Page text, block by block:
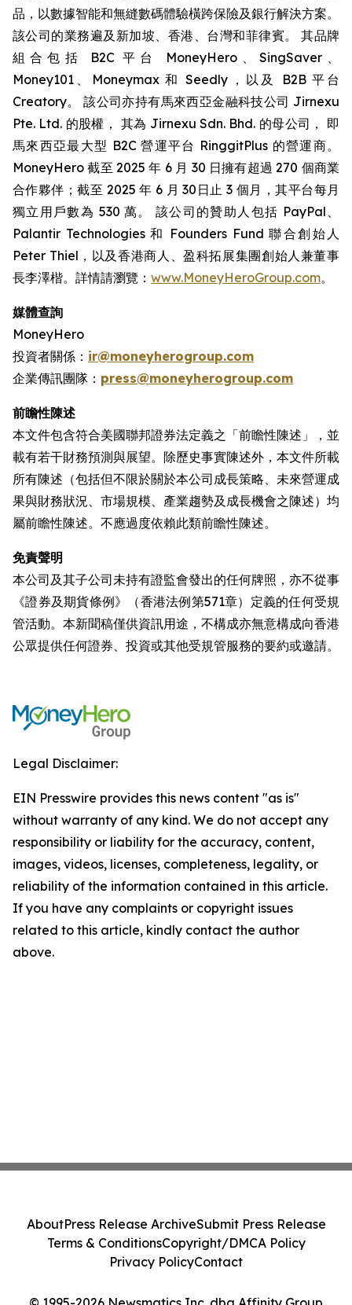
品，以數據智能和無縫數碼體驗橫跨保險及銀行解決方案。
該公司的業務遍及新加坡、香港、台灣和菲律賓。 其品牌
組合包括 B2C 平台 MoneyHero、SingSaver、
Money101、Moneymax 和 Seedly，以及 B2B 平台
Creatory。 該公司亦持有馬來西亞金融科技公司 Jirnexu
Pte. Ltd. 的股權， 其為 Jirnexu Sdn. Bhd. 的母公司， 即
馬來西亞最大型 B2C 營運平台 RinggitPlus 的營運商。
MoneyHero 截至 2025 年 6 月 30 日擁有超過 270 個商業
合作夥伴；截至 2025 年 6 月 30日止 3 個月，其平台每月
獨立用戶數為 530 萬。 該公司的贊助人包括 PayPal、
Palantir Technologies 和 Founders Fund 聯合創始人
Peter Thiel，以及香港商人、盈科拓展集團創始人兼董事
長李澤楷。詳情請瀏覽： www.MoneyHeroGroup.com。
媒體查詢
MoneyHero
投資者關係： ir@moneyherogroup.com
企業傳訊團隊： press@moneyherogroup.com
前瞻性陳述
本文件包含符合美國聯邦證券法定義之「前瞻性陳述」，並
載有若干財務預測與展望。除歷史事實陳述外，本文件所載
所有陳述（包括但不限於關於本公司成長策略、未來營運成
果與財務狀況、市場規模、產業趨勢及成長機會之陳述）均
屬前瞻性陳述。不應過度依賴此類前瞻性陳述。
免責聲明
本公司及其子公司未持有證監會發出的任何牌照，亦不從事
《證券及期貨條例》（香港法例第571章）定義的任何受規
管活動。本新聞稿僅供資訊用途，不構成亦無意構成向香港
公眾提供任何證券、投資或其他受規管服務的要約或邀請。
Legal Disclaimer:
EIN Presswire provides this news content "as is"
without warranty of any kind. We do not accept any
responsibility or liability for the accuracy, content,
images, videos, licenses, completeness, legality, or
reliability of the information contained in this article.
If you have any complaints or copyright issues
related to this article, kindly contact the author
above.
AboutPress Release ArchiveSubmit Press Release
Terms & ConditionsCopyright/DMCA Policy
Privacy PolicyContact